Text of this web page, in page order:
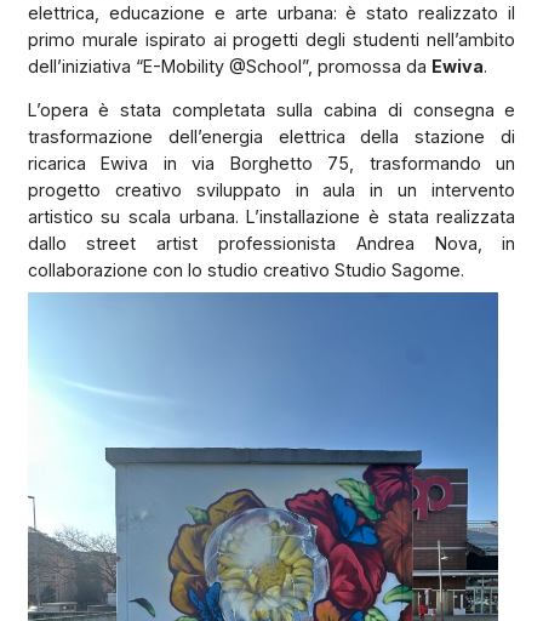
elettrica, educazione e arte urbana: è stato realizzato il
primo murale ispirato ai progetti degli studenti nell’ambito
dell’iniziativa “E-Mobility @School”, promossa da Ewiva.
L’opera è stata completata sulla cabina di consegna e
trasformazione dell’energia elettrica della stazione di
ricarica Ewiva in via Borghetto 75, trasformando un
progetto creativo sviluppato in aula in un intervento
artistico su scala urbana. L’installazione è stata realizzata
dallo street artist professionista Andrea Nova, in
collaborazione con lo studio creativo Studio Sagome.